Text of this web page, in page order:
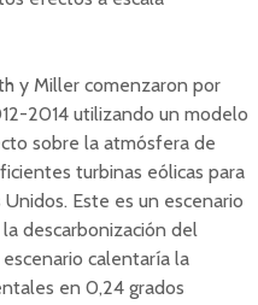
y Miller comenzaron por
2014 utilizando un modelo
sobre la atmósfera de
turbinas eólicas para
Este es un escenario
descarbonización del
calentaría la
en 0,24 grados